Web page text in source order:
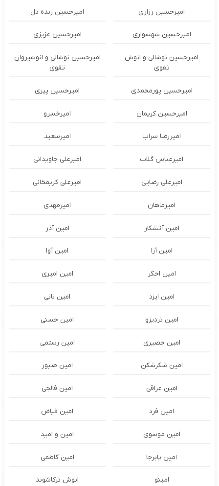
امیرحسین رزازی امیرحسین زنده دل
امیرحسین شهسواری امیرحسین عزیزی
امیرحسین نوشالی و انوش
تقوی
امیرحسین نوشالی و انوشیروان
تقوی
امیرحسین پورمحمدی امیرحسین پیری
امیرحسین کریمان امیرخسرو
امیررضا سراب امیرسعید
امیرعباس گلاب امیرعلی جاویدانی
امیرعلی رضایی امیرعلی کریمخانی
امیرماهان امیرمهدی
امین آتشکار امین آذر
امین آرا امین آوا
امین اخگر امین امیری
امین ایزد امین بانی
امین تردیزو امین حسنی
امین حصیری امین رستمی
امین شکرشکن امین صبور
امین عراقی امین فالجی
امین فرد امین فیاض
امین موسوی امین و امید
امین پابرجا امین کاظمی
امینو انوش ترکاشوند